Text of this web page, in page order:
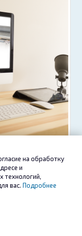
на обработку
и
технологий,
вас. Подробнее